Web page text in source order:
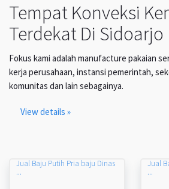
Tempat Konveksi
Terdekat Di Sidoarjo
Fokus kami adalah manufacture pakaian
kerja perusahaan, instansi pemerintah,
komunitas dan lain sebagainya.
View details »
Jual Baju Putih Pria baju Dinas
...
Jual
...